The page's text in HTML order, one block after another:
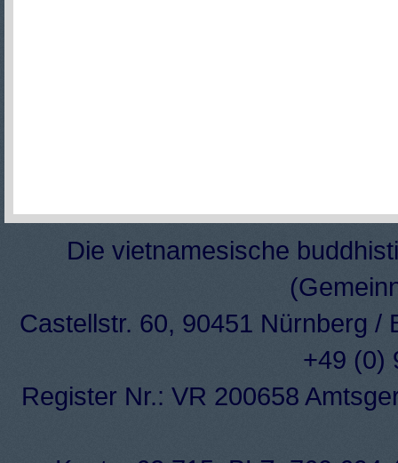
Die vietnamesische
Castellstr. 60, 90451 Nürnberg /
+49 (0)
Register Nr.: VR 200658